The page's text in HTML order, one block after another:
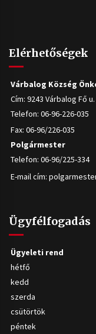
Elérhetőségek
Várbalog Község
Cím: 9243 Várbalog Fő u.
Telefon: 06-96-226-035
Fax: 06-96/226-035
Polgármester
Telefon: 06-96/225-334
E-mail cím:
Ügyfélfogadás
Ügyeleti rend
hétfő
kedd
szerda
csütörtök
péntek